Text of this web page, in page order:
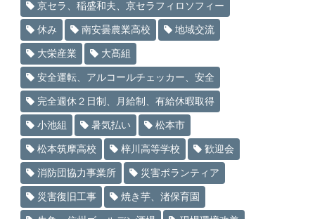
京セラ、稲盛和夫、京セラフィロソフィー
休み 南安曇農業高校 地域交流
大栄産業 大髙組
安全運転、アルコールチェッカー、安全
完全週休２日制、月給制、有給休暇取得
小池組 暑気払い 松本市
松本筑摩高校 梓川高等学校 歓迎会
消防団協力事業所 災害ボランティア
災害復旧工事 焼き芋、渚保育園